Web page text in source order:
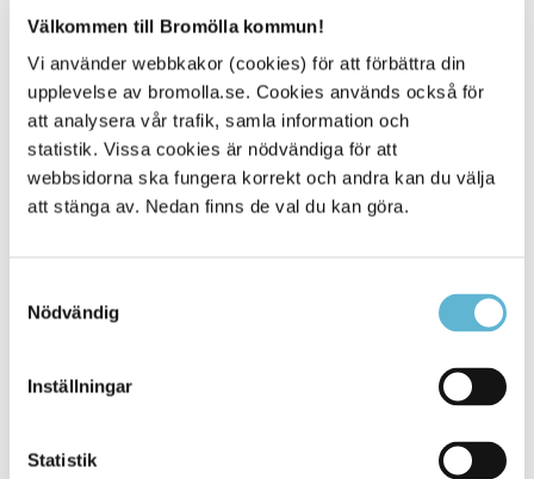
Välkommen till Bromölla kommun!
Vi använder webbkakor (cookies) för att förbättra din
upplevelse av bromolla.se. Cookies används också för
att analysera vår trafik, samla information och
statistik. Vissa cookies är nödvändiga för att
webbsidorna ska fungera korrekt och andra kan du välja
att stänga av. Nedan finns de val du kan göra.
Nödvändig
Inställningar
Statistik
Sidan senast uppdaterad:den 21 November 2024
Tipsa och dela sidan
Kommentera